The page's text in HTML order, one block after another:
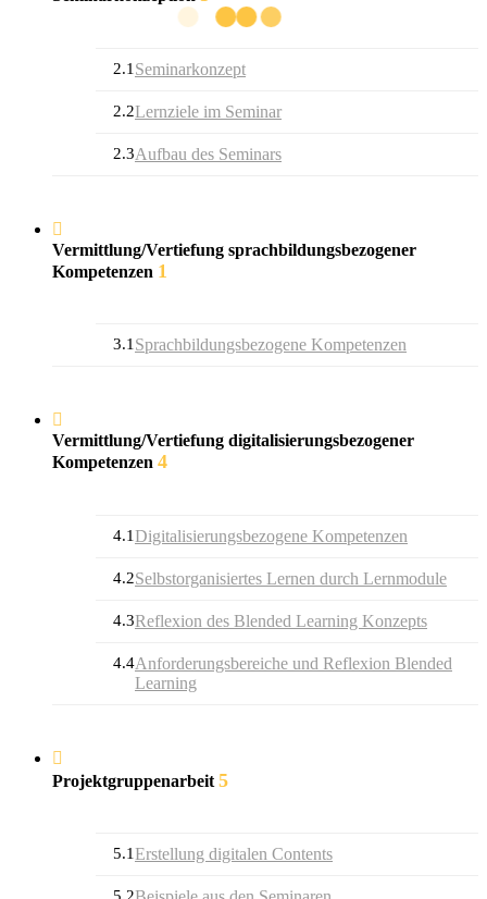
2.1 Seminarkonzept
2.2Lernziele im Seminar
2.3Aufbau des Seminars
Vermittlung/Vertiefung sprachbildungsbezogener
Kompetenzen 1
3.1 Sprachbildungsbezogene Kompetenzen
Vermittlung/Vertiefung digitalisierungsbezogener
Kompetenzen 4
4.1Digitalisierungsbezogene Kompetenzen
4.2Selbstorganisiertes Lernen durch Lernmodule
4.3Reflexion des Blended Learning Konzepts
4.4Anforderungsbereiche und Reflexion Blended
Learning
Projektgruppenarbeit 5
5.1Erstellung digitalen Contents